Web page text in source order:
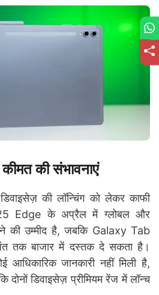
की संभावनाएं
की लॉन्चिंग को लेकर काफी
Edge के अप्रैल में ग्लोबल और
की उम्मीद है, जबकि Galaxy Tab
तक बाजार में दस्तक दे सकता है।
जानकारी नहीं मिली है,
दोनों डिवाइसेज़ प्रीमियम रेंज में लॉन्च